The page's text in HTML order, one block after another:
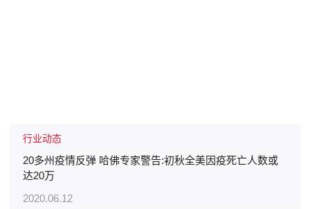
行业动态
20多州疫情反弹 哈佛专家警告:初秋全美因疫死亡人数或
达20万
2020.06.12